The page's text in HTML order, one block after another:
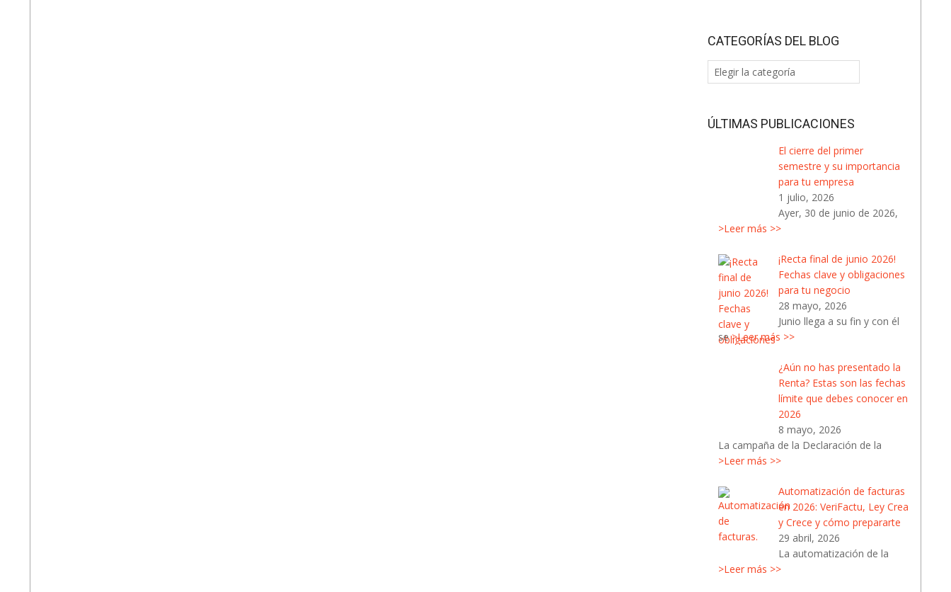
CATEGORÍAS DEL BLOG
Categorías
del
ÚLTIMAS PUBLICACIONES
El cierre del primer
semestre y su importancia
para tu empresa
1 julio, 2026
Ayer, 30 de junio de 2026,
>Leer más >>
¡Recta final de junio 2026!
Fechas clave y obligaciones
para tu negocio
28 mayo, 2026
Junio llega a su fin y con él
se>Leer más >>
¿Aún no has presentado la
Renta? Estas son las fechas
límite que debes conocer en
2026
8 mayo, 2026
La campaña de la Declaración de la
>Leer más >>
Automatización de facturas
en 2026: VeriFactu, Ley Crea
y Crece y cómo prepararte
29 abril, 2026
La automatización de la
>Leer más >>